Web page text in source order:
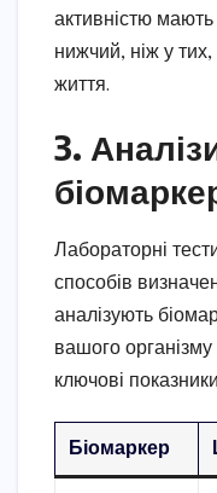
активністю мають
нижчий, ніж у
життя.
3.
Лабораторні
способів
аналізують
вашого організму
ключові
Біомаркер